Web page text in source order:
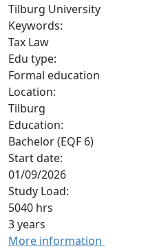
Tilburg University
Keywords:
Tax Law
Edu type:
Formal education
Location:
Tilburg
Education:
Bachelor (EQF 6)
Start date:
01/09/2026
Study Load:
5040 hrs
3 years
More information